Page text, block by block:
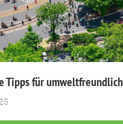
Tipps für